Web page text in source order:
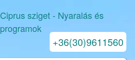
Ciprus sziget - Nyaralás és
programok
+36(30)9611560